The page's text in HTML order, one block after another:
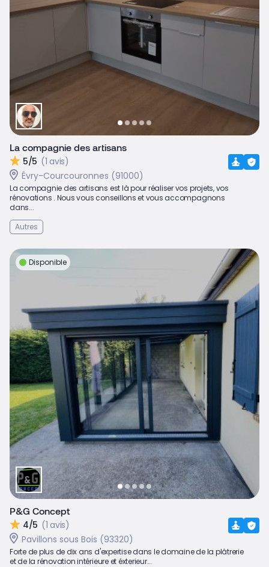
La compagnie des artisans
5/5 (1 avis)
Évry-Courcouronnes (91000)
La compagnie des artisans est là pour réaliser vos projets, vos
rénovations . Nous vous conseillons et vous accompagnons
dans...
Autres
Disponible
P&G Concept
4/5 (1 avis)
Pavillons sous Bois (93320)
Forte de plus de dix ans d'expertise dans le domaine de la plâtrerie
et de la rénovation intérieure et éxterieur...